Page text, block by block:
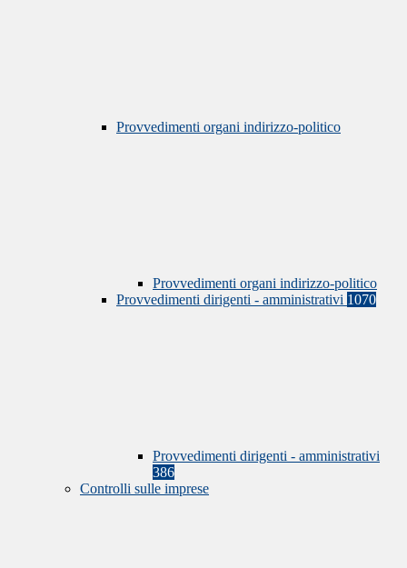
Provvedimenti organi indirizzo-politico
Provvedimenti organi indirizzo-politico
Provvedimenti dirigenti - amministrativi 1070
Provvedimenti dirigenti - amministrativi
386
Controlli sulle imprese